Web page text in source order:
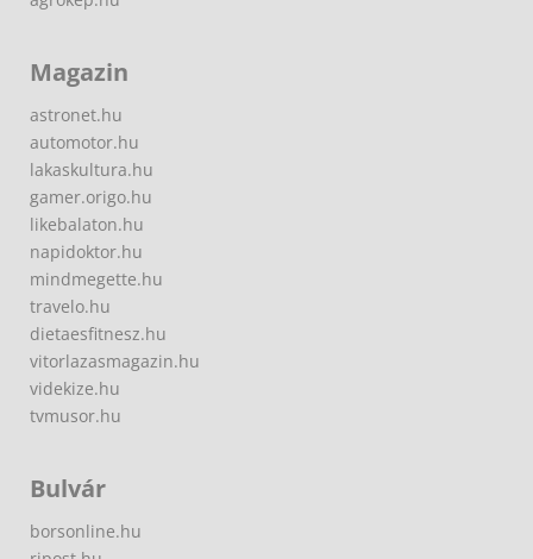
Magazin
astronet.hu
automotor.hu
lakaskultura.hu
gamer.origo.hu
likebalaton.hu
napidoktor.hu
mindmegette.hu
travelo.hu
dietaesfitnesz.hu
vitorlazasmagazin.hu
videkize.hu
tvmusor.hu
Bulvár
borsonline.hu